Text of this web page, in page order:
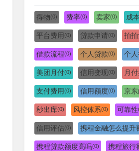
得物(0) 费率(0) 卖家(0) 成
平台费用 (0) 贷款申请(0) 拍
借款流程(0) 个人贷款(0) 个
美团月付(0) 信用变现(0) 月
支付费用(0) 信用额度(0) 京
秒出库(0) 风控体系(0) 可靠性
信用评估(0) 携程金融怎么提升
携程贷款额度高吗(0) 携程旅行